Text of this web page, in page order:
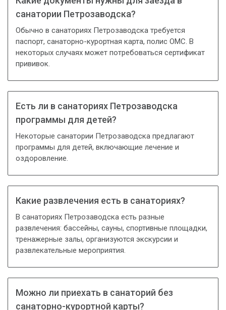
санатории Петрозаводска?
Обычно в санаториях Петрозаводска требуется
паспорт, санаторно-курортная карта, полис ОМС. В
некоторых случаях может потребоваться сертификат
прививок.
Есть ли в санаториях Петрозаводска
программы для детей?
Некоторые санатории Петрозаводска предлагают
программы для детей, включающие лечение и
оздоровление.
Какие развлечения есть в санаториях?
В санаториях Петрозаводска есть разные
развлечения: бассейны, сауны, спортивные площадки,
тренажерные залы, организуются экскурсии и
развлекательные мероприятия.
Можно ли приехать в санаторий без
санаторно-курортной карты?